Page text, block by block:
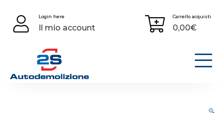
content
Login here
Il mio account
Carrello acquisti
0,00€